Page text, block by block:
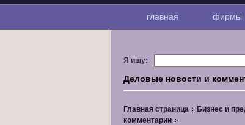
главная фирмы
Я ищу:
Деловые новости и
Главная страница Бизнес и
комментарии